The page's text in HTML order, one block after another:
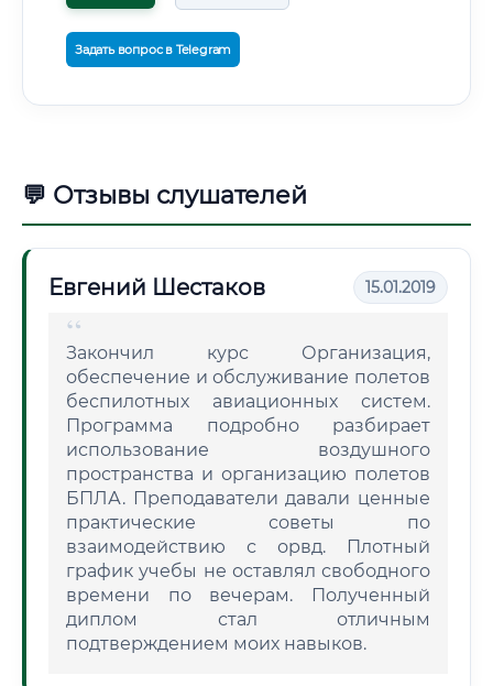
Задать вопрос в Telegram
💬 Отзывы слушателей
Евгений Шестаков 15.01.2019
Закончил курс Организация,
обеспечение и обслуживание полетов
беспилотных авиационных систем.
Программа подробно разбирает
использование воздушного
пространства и организацию полетов
БПЛА. Преподаватели давали ценные
практические советы по
взаимодействию с орвд. Плотный
график учебы не оставлял свободного
времени по вечерам. Полученный
диплом стал отличным
подтверждением моих навыков.